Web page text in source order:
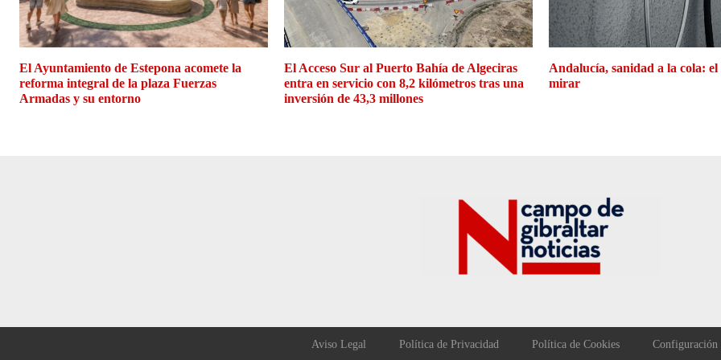
El Ayuntamiento de Estepona acomete la
reforma integral de la plaza Fuerzas
Armadas y su entorno
El Acceso Sur al Puerto Bahía de Algeciras
entra en servicio con 8,2 kilómetros tras una
inversión de 43,3 millones
Andalucía, sanidad a la cola:
mirar
Aviso Legal Política de Privacidad Política de Cookies Configuración